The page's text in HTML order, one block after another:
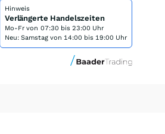
Hinweis
Verlängerte Handelszeiten
Mo-Fr von 07:30 bis 23:00 Uhr
Neu: Samstag von 14:00 bis 19:00 Uhr